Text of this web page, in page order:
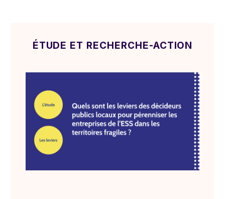
ÉTUDE ET RECHERCHE-ACTION